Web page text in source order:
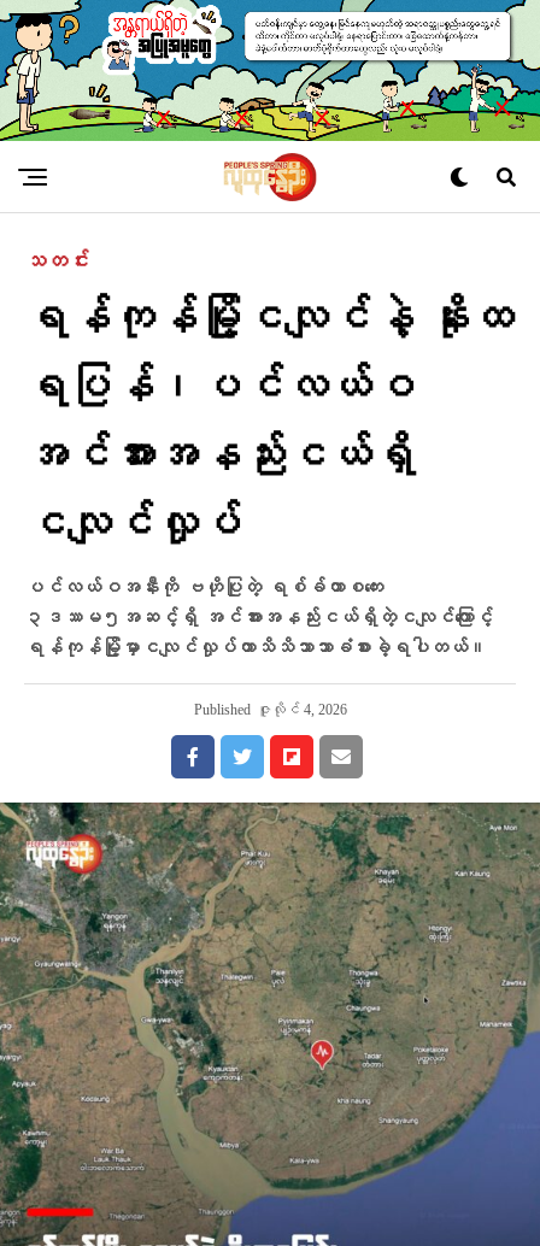
သတင်း
ရန်ကုန်မြို့ငလျင်နဲ့ နိုးထ
ရပြန်၊ပင်လယ်ဝ
အင်အားအနည်းငယ်ရှိ
ငလျင်လှုပ်
ပင်လယ်ဝအနီးကို ဗဟိုပြုတဲ့ ရစ်ခ်တာစကေး
၃ဒဿမ၅အဆင့်ရှိ အင်အားအနည်းငယ်ရှိတဲ့ငလျင်ကြောင့်
ရန်ကုန်မြို့မှာငလျင်လှုပ်တာသိသိသာသာခံစားခဲ့ရပါတယ်။
Published ဇူလိုင် 4, 2026